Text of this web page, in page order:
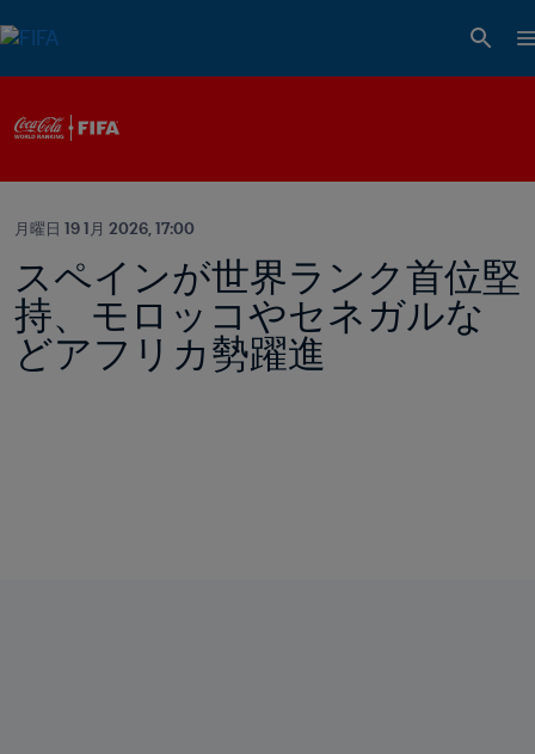
月曜日 19 1月 2026, 17:00
スペインが世界ランク首位堅
持、モロッコやセネガルな
どアフリカ勢躍進